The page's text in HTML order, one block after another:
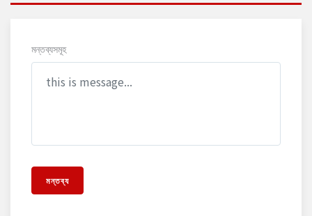
মন্তব্যসমূহ
মন্তব্য